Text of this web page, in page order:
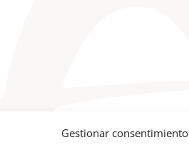
Gestionar consentimiento